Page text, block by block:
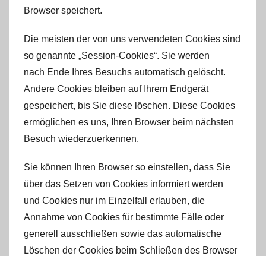
Browser speichert.
Die meisten der von uns verwendeten Cookies sind
so genannte „Session-Cookies“. Sie werden
nach Ende Ihres Besuchs automatisch gelöscht.
Andere Cookies bleiben auf Ihrem Endgerät
gespeichert, bis Sie diese löschen. Diese Cookies
ermöglichen es uns, Ihren Browser beim nächsten
Besuch wiederzuerkennen.
Sie können Ihren Browser so einstellen, dass Sie
über das Setzen von Cookies informiert werden
und Cookies nur im Einzelfall erlauben, die
Annahme von Cookies für bestimmte Fälle oder
generell ausschließen sowie das automatische
Löschen der Cookies beim Schließen des Browser